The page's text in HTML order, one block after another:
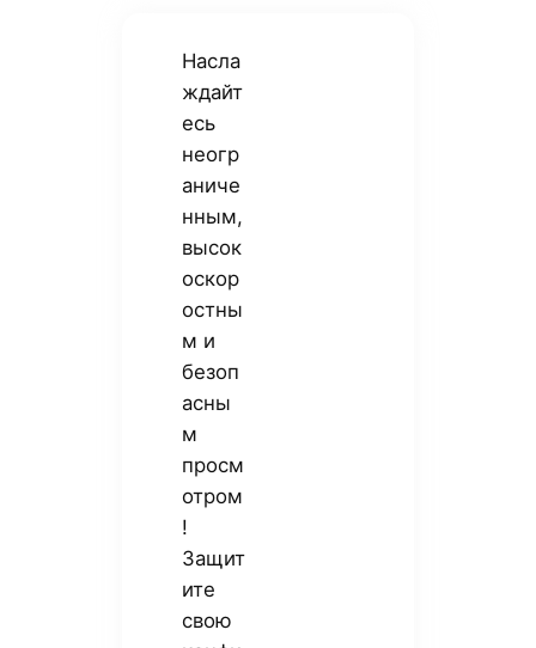
Насла
ждайт
есь
неогр
аниче
нным,
высок
оскор
остны
м и
безоп
асны
м
просм
отром
!
Защит
ите
свою